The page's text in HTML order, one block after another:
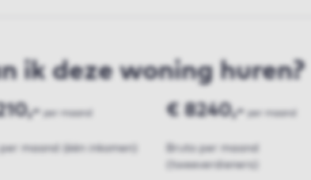
ik deze woning huren?
per maand
per maand (één inkomen)
€ 8240,- per maand
Bruto per maand
(tweeverdieners)